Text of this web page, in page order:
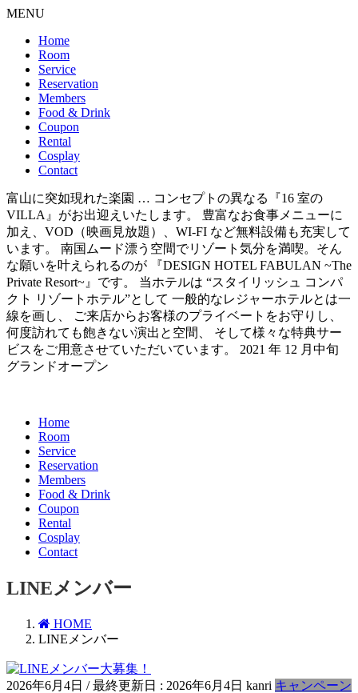
MENU
Home
Room
Service
Reservation
Members
Food & Drink
Coupon
Rental
Cosplay
Contact
富山に突如現れた楽園 … コンセプトの異なる『16 室の
VILLA』がお出迎えいたします。 豊富なお食事メニューに
加え、VOD（映画見放題）、WI-FI など無料設備も充実して
います。 南国ムード漂う空間でリゾート気分を満喫。そん
な願いを叶えられるのが 『DESIGN HOTEL FABULAN ~The
Private Resort~』です。 当ホテルは “スタイリッシュ コンパ
クト リゾートホテル”として 一般的なレジャーホテルとは一
線を画し、 ご来店からお客様のプライベートをお守りし、
何度訪れても飽きない演出と空間、 そして様々な特典サー
ビスをご用意させていただいています。 2021 年 12 月中旬
グランドオープン
Home
Room
Service
Reservation
Members
Food & Drink
Coupon
Rental
Cosplay
Contact
LINEメンバー
HOME
LINEメンバー
2026年6月4日 / 最終更新日 : 2026年6月4日 kanri キャンペーン